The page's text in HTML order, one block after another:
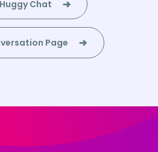
Page